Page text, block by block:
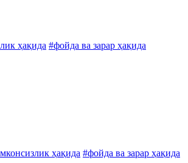
ҳақида #фойда ва зарар ҳақида
ҳақида #фойда ва зарар ҳақида